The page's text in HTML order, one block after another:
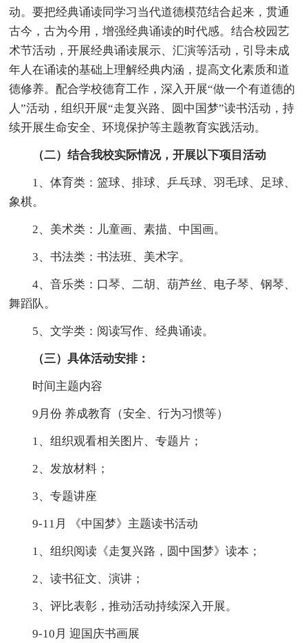
动。要把经典诵读同学习当代道德模范结合起来，贯通
古今，古为今用，增强经典诵读的时代感。结合校园艺
术节活动，开展经典诵读展示、汇演等活动，引导未成
年人在诵读的基础上理解经典内涵，提高文化素质和道
德修养。配合学校德育工作，深入开展“做一个有道德的
人”活动，组织开展“走复兴路、圆中国梦”读书活动，持
续开展生命安全、环境保护等主题教育实践活动。
（二）结合我校实际情况，开展以下项目活动
1、体育类：篮球、排球、乒乓球、羽毛球、足球、
象棋。
2、美术类：儿童画、素描、中国画。
3、书法类：书法班、美术字。
4、音乐类：口琴、二胡、葫芦丝、电子琴、钢琴、
舞蹈队。
5、文学类：阅读写作、经典诵读。
（三）具体活动安排：
时间主题内容
9月份 养成教育（安全、行为习惯等）
1、组织观看相关图片、专题片；
2、发放材料；
3、专题讲座
9-11月 《中国梦》主题读书活动
1、组织阅读《走复兴路，圆中国梦》读本；
2、读书征文、演讲；
3、评比表彰，推动活动持续深入开展。
9-10月 迎国庆书画展